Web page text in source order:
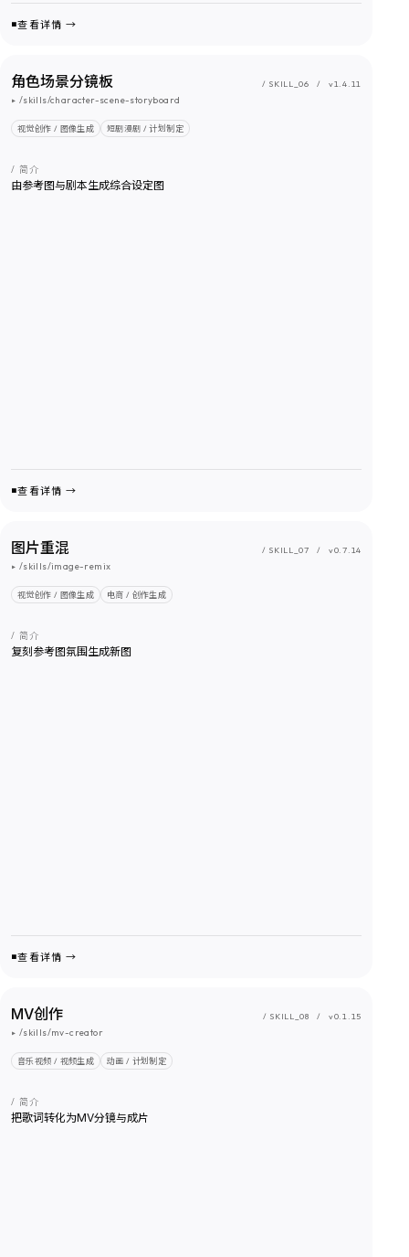
查看详情 →
角色场景分镜板 / SKILL_06 / v1.4.11
▸ /skills/character-scene-storyboard
视觉创作 / 图像生成 短剧漫剧 / 计划制定
/ 简介
由参考图与剧本生成综合设定图
查看详情 →
图片重混 / SKILL_07 / v0.7.14
▸ /skills/image-remix
视觉创作 / 图像生成 电商 / 创作生成
/ 简介
复刻参考图氛围生成新图
查看详情 →
MV创作 / SKILL_08 / v0.1.15
▸ /skills/mv-creator
音乐视频 / 视频生成 动画 / 计划制定
/ 简介
把歌词转化为MV分镜与成片